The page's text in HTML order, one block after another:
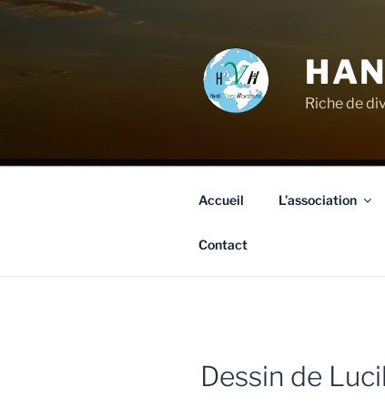
Riche de
Accueil L’association
Contact
Dessin de